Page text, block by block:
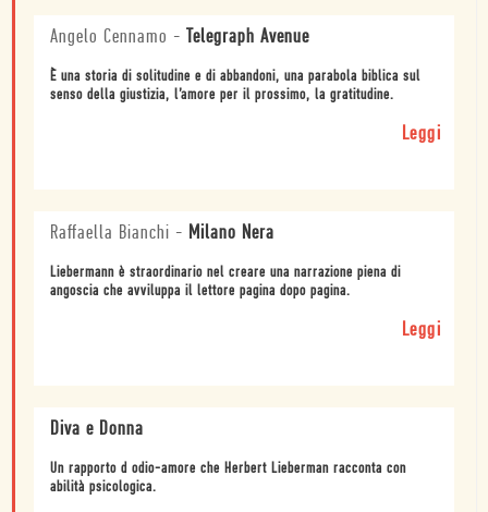
Angelo Cennamo - Telegraph Avenue
È una storia di solitudine e di abbandoni, una parabola biblica sul
senso della giustizia, l’amore per il prossimo, la gratitudine.
Leggi
Raffaella Bianchi - Milano Nera
Liebermann è straordinario nel creare una narrazione piena di
angoscia che avviluppa il lettore pagina dopo pagina.
Leggi
Diva e Donna
Un rapporto d odio-amore che Herbert Lieberman racconta con
abilità psicologica.